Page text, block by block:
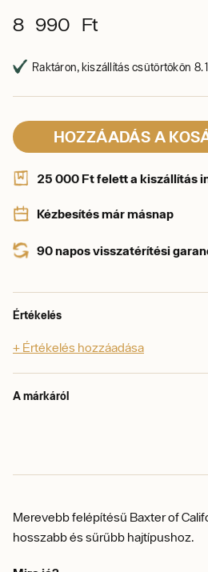
8 990 Ft
Raktáron, kiszállítás csütörtökön 8.
HOZZÁADÁS A
25 000 Ft felett a kiszállítás
Kézbesítés már másnap
90 napos visszatérítési
Értékelés
+ Értékelés hozzáadása
A márkáról
Merevebb felépítésű Baxter of
hosszabb és sűrűbb hajtípushoz.